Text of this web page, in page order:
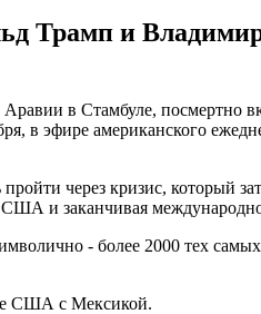
Трамп и
в Стамбуле, посмертно
в эфире американского
через кризис, который
и заканчивая
- более 2000 тех
США с Мексикой.